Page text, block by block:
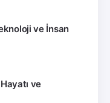
ve İnsan
ve